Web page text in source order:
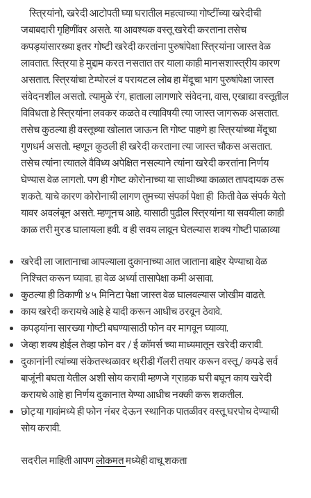
स्त्रियांनो, खरेदी आटोपती घ्या घरातील महत्वाच्या गोष्टींच्या खरेदीची
जबाबदारी गृहिणींवर असते. या आवश्यक वस्तू खरेदी करताना तसेच
कपड्यांसारख्या इतर गोष्टी खरेदी करतांना पुरुषांपेक्षा स्त्रियांना जास्त वेळ
लावतात. स्त्रिया हे मुद्दाम करत नसतात तर याला काही मानसशास्त्रीय कारण
असतात. स्त्रियांचा टेम्पोरलं व परायटल लोब हा मेंदूचा भाग पुरुषांपेक्षा जास्त
संवेदनशील असतो. त्यामुळे रंग, हाताला लागणारे संवेदना, वास, एखाद्या वस्तूतील
विविधता हे स्त्रियांना लवकर कळते व त्याविषयी त्या जास्त जागरूक असतात.
तसेच कुठल्या ही वस्तूच्या खोलात जाऊन ति गोष्ट पाहणे हा स्त्रियांच्या मेंदूचा
गुणधर्म असतो. म्हणून कुठली ही खरेदी करताना त्या जास्त चौकस असतात.
तसेच त्यांना त्यातले वैविध्य अपेक्षित नसल्याने त्यांना खरेदी करतांना निर्णय
घेण्यास वेळ लागतो. पण ही गोष्ट कोरोनाच्या या साथीच्या काळात तापदायक ठरू
शकते. याचे कारण कोरोनाची लागण तुमच्या संपर्का पेक्षा ही किती वेळ संपर्क येतो
यावर अवलंबून असते. म्हणूनच आहे. यासाठी पुढील स्त्रियांना या सवयीला काही
काळ तरी मुरड घालायला हवी. व ही सवय लावून घेतल्यास शक्य गोष्टी पाळाव्या
खरेदी ला जातानाचा आपल्याला दुकानाच्या आत जाताना बाहेर येण्याचा वेळ
निश्चित करून घ्यावा. हा वेळ अर्ध्या तासापेक्षा कमी असावा.
कुठल्या ही ठिकाणी ४५ मिनिटा पेक्षा जास्त वेळ घालवल्यास जोखीम वाढते.
काय खरेदी करायचे आहे हे यादी करून आधीच ठरवून ठेवावे.
कपड्यांना सारख्या गोष्टी बघण्यासाठी फोन वर मागवून घ्याव्या.
जेव्हा शक्य होईल तेव्हा फोन वर / ई कॉमर्स च्या माध्यमातून खरेदी करावी.
दुकानांनी त्यांच्या संकेतस्थळावर थ्रीडी गॅलरी तयार करून वस्तू / कपडे सर्व
बाजूंनी बघता येतील अशी सोय करावी म्हणजे ग्राहक घरी बघून काय खरेदी
करायचे आहे हा निर्णय दुकानात येण्या आधीच नक्की करू शकतील.
छोट्या गावांमध्ये ही फोन नंबर देऊन स्थानिक पातळीवर वस्तू घरपोच देण्याची
सोय करावी.
सदरील माहिती आपणलोकमतमध्येही वाचू शकता